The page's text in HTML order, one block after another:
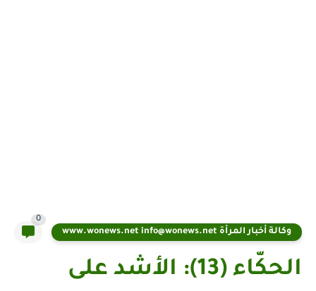
وكالة أخبار المرأة www.wonews.net info@wonews.net
0
الحكّاء (13): الأشد على